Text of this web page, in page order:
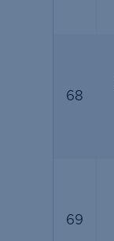
68
69